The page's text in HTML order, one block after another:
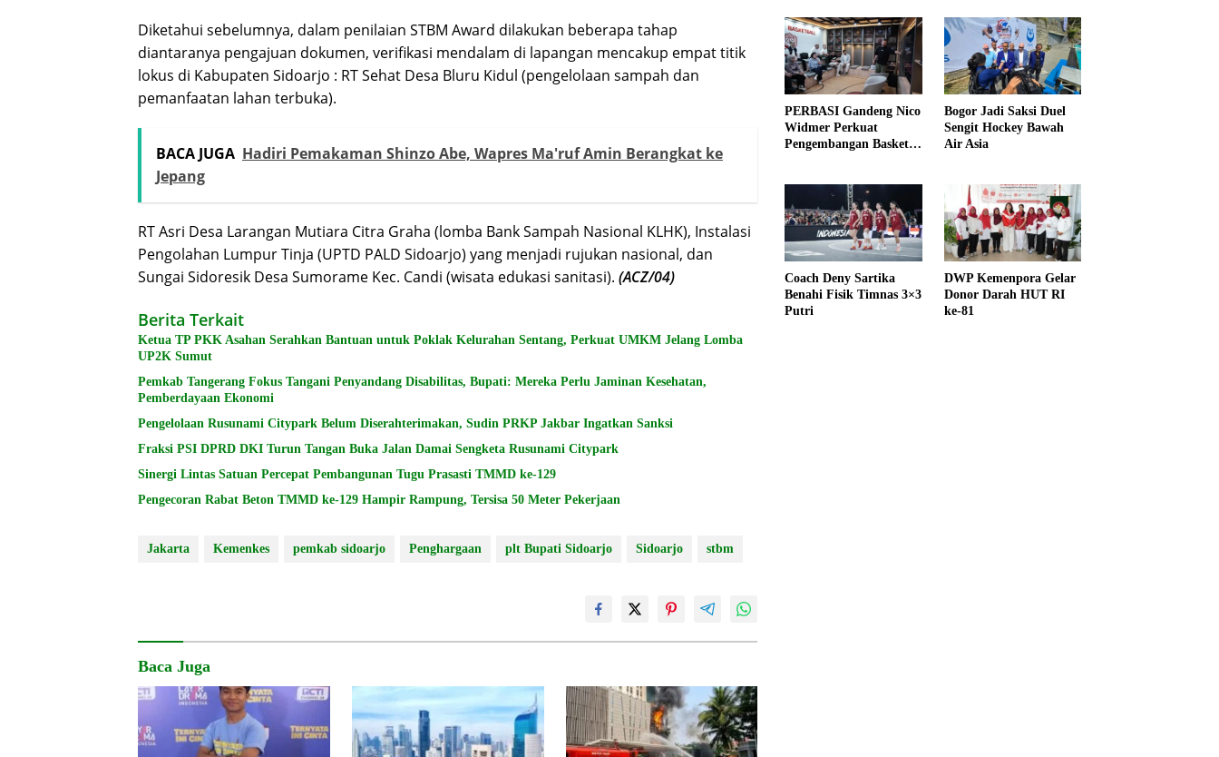
Diketahui sebelumnya, dalam penilaian STBM Award dilakukan beberapa tahap
diantaranya pengajuan dokumen, verifikasi mendalam di lapangan mencakup empat titik
lokus di Kabupaten Sidoarjo : RT Sehat Desa Bluru Kidul (pengelolaan sampah dan
pemanfaatan lahan terbuka).
BACA JUGA Hadiri Pemakaman Shinzo Abe, Wapres Ma'ruf Amin Berangkat ke
Jepang
RT Asri Desa Larangan Mutiara Citra Graha (lomba Bank Sampah Nasional KLHK), Instalasi
Pengolahan Lumpur Tinja (UPTD PALD Sidoarjo) yang menjadi rujukan nasional, dan
Sungai Sidoresik Desa Sumorame Kec. Candi (wisata edukasi sanitasi). (ACZ/04)
Berita Terkait
Ketua TP PKK Asahan Serahkan Bantuan untuk Poklak Kelurahan Sentang, Perkuat UMKM Jelang Lomba
UP2K Sumut
Pemkab Tangerang Fokus Tangani Penyandang Disabilitas, Bupati: Mereka Perlu Jaminan Kesehatan,
Pemberdayaan Ekonomi
Pengelolaan Rusunami Citypark Belum Diserahterimakan, Sudin PRKP Jakbar Ingatkan Sanksi
Fraksi PSI DPRD DKI Turun Tangan Buka Jalan Damai Sengketa Rusunami Citypark
Sinergi Lintas Satuan Percepat Pembangunan Tugu Prasasti TMMD ke-129
Pengecoran Rabat Beton TMMD ke-129 Hampir Rampung, Tersisa 50 Meter Pekerjaan
Jakarta Kemenkes pemkab sidoarjo Penghargaan plt Bupati Sidoarjo Sidoarjo stbm
Baca Juga
PERBASI Gandeng Nico
Widmer Perkuat
Pengembangan Basket
Bogor Jadi Saksi Duel
Sengit Hockey Bawah
Air Asia
Coach Deny Sartika
Benahi Fisik Timnas 3×3
Putri
DWP Kemenpora Gelar
Donor Darah HUT RI
ke-81